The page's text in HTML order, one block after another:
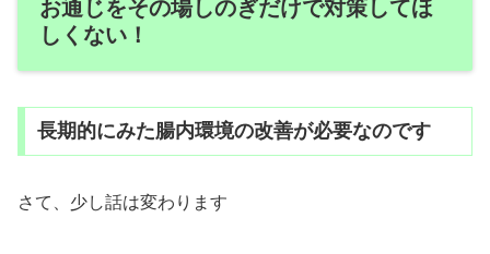
お通じをその場しのぎだけで対策してほ
しくない！
長期的にみた腸内環境の改善が必要なのです
さて、少し話は変わります